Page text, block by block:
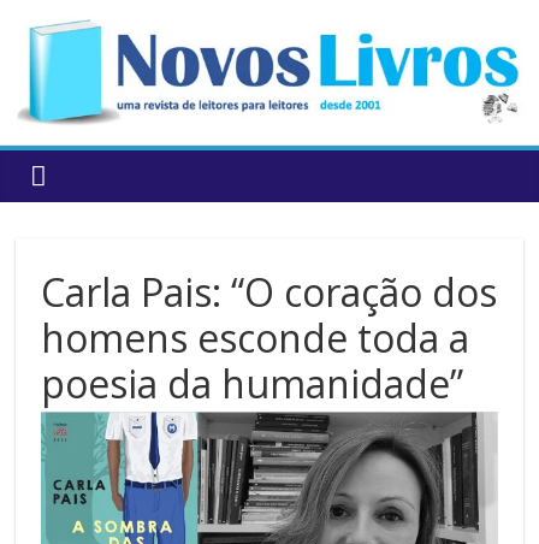
content
Carla Pais: “O coração dos
homens esconde toda a
poesia da humanidade”